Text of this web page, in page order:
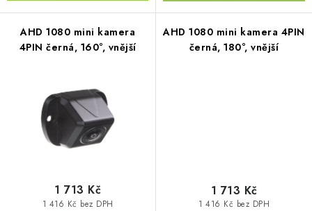
DÁRKOVÉ POUKAZY
Kontakty O nás Doprava a platba
Moje objednávka
Napište nám
Obchodní podmínky
AHD 1080 mini kamera
4PIN černá, 160°, vnější
1 416 Kč bez DPH
1 713 Kč
AHD 1080 mini kamera 4PIN
černá, 180°, vnější
1 416 Kč bez DPH
1 713 Kč